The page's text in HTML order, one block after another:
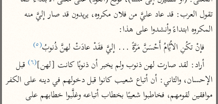
Type 1 or more
characters for results.
أمّهات
تفسير الطبري
تفسير ابن كثير
تفسير القرطبي
تفسير البغوي
عامّة
فتح البيان للقنوجي
فتح القدير للشوكاني
تفسير ابن جزي
موسوعات
معاصرة
الميسر
المختصر في
التفسير
تفسير السعدي
أيسر التفاسير
المكروه ابتداءً وأنشدوا على هذا:
فإنْ تكُنِ الأيَّامُ أَحْسَنَّ مَرَّةً ... إليَّ فقَدْ عادَتْ لهنَّ ذُنوبُ(٥)
أراد: لقد صارت لهن ذنوب ولم يخبر أن ذنوبًا كانت [لهن](٦)
الإحسان، والثاني: أن أتباع شعيب كانوا قبل دخولهم في دينه على الكفر